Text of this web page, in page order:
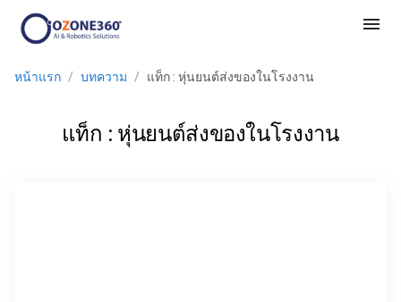
menu
หน้าแรก / บทความ / แท็ก : หุ่นยนต์ส่งของในโรงงาน
แท็ก : หุ่นยนต์ส่งของในโรงงาน